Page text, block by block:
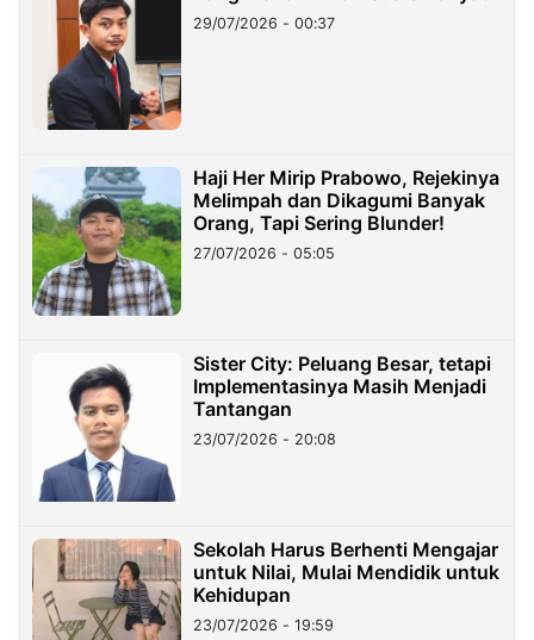
29/07/2026 - 00:37
Haji Her Mirip Prabowo, Rejekinya
Melimpah dan Dikagumi Banyak
Orang, Tapi Sering Blunder!
27/07/2026 - 05:05
Sister City: Peluang Besar, tetapi
Implementasinya Masih Menjadi
Tantangan
23/07/2026 - 20:08
Sekolah Harus Berhenti Mengajar
untuk Nilai, Mulai Mendidik untuk
Kehidupan
23/07/2026 - 19:59